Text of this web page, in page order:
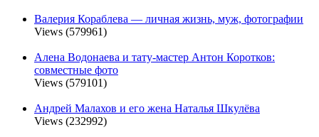
Валерия Кораблева — личная жизнь, муж, фотографии
Views (579961)
Алена Водонаева и тату-мастер Антон Коротков:
совместные фото
Views (579101)
Андрей Малахов и его жена Наталья Шкулёва
Views (232992)